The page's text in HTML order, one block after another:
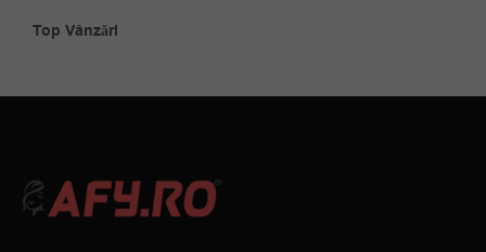
Top Vânzări